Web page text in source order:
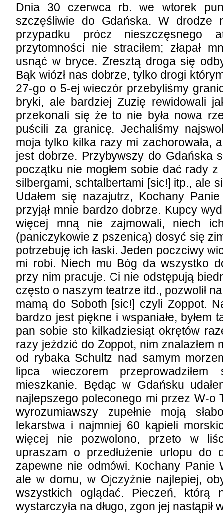
Dnia 30 czerwca rb. we wtorek
szczęśliwie do Gdańska. W drodze
przypadku prócz
przytomności nie straciłem; złapał
usnąć w bryce. Zresztą droga się
Bąk wiózł nas dobrze, tylko drogi
27-go o 5-ej wieczór przebyliśmy
bryki, ale bardziej Zuzię rewidowali
przekonali się że to nie była nowa
puścili za granicę. Jechaliśmy
moja tylko kilka razy mi zachorowała,
jest dobrze. Przybywszy do Gdańska
początku nie mogłem sobie dać rady
silbergami, schtalbertami [sic!] itp., ale
Udałem się nazajutrz, Kochany
przyjął mnie bardzo dobrze. Kupcy
więcej mną nie zajmowali, niech
(paniczykowie z pszenicą) dosyć się
potrzebuję ich łaski. Jeden poczciwy
mi robi. Niech mu Bóg da wszystko
przy nim pracuje. Ci nie odstępują
często o naszym teatrze itd., pozwolił
mamą do Soboth [sic!] czyli Zoppot.
bardzo jest piękne i wspaniałe, byłem
pan sobie sto kilkadziesiąt okrętów
razy jeździć do Zoppot, nim znalazłem
od rybaka Schultz nad samym
lipca wieczorem
mieszkanie. Będąc w Gdańsku
najlepszego poleconego mi przez W-o
wyrozumiawszy zupełnie moją
lekarstwa i najmniej 60 kąpieli
więcej nie pozwolono, przeto w
upraszam o przedłużenie urlopu do
zapewne nie odmówi. Kochany Panie
ale w domu, w Ojczyźnie najlepiej,
wszystkich oglądać. Pieczeń, którą
wystarczyła na długo, zgon jej nastąpił